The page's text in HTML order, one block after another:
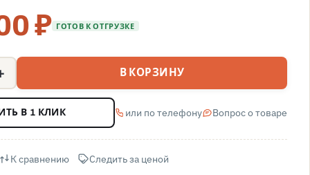
₽ ГОТОВ К ОТГРУЗКЕ
В КОРЗИНУ
В 1 КЛИК или по телефону Вопрос о товаре
К сравнению Следить за ценой